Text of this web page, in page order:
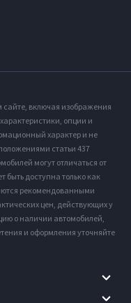
включая изображения
опции и
характер и не
статьи 437
могут отличаться от
быть доступна только как
рекомендованными
цен, действующих у
о наличии автомобилей,
и оформления уточняйте